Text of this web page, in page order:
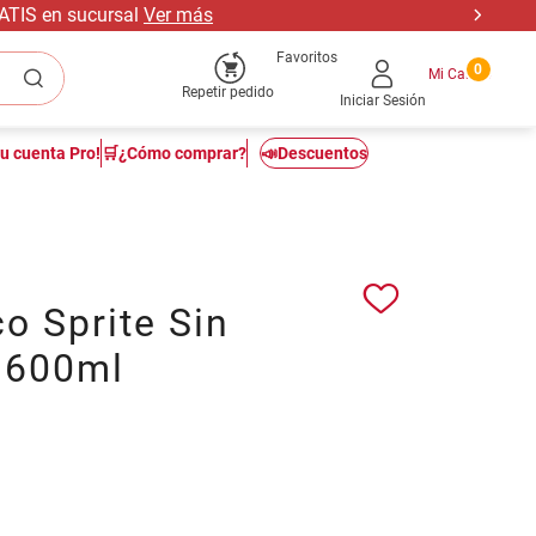
en sucursal Ver más
Repetir pedido
Favoritos
Iniciar Sesión
0
cuenta Pro! 🛒¿Cómo comprar? 📣Descuentos
Sprite Sin